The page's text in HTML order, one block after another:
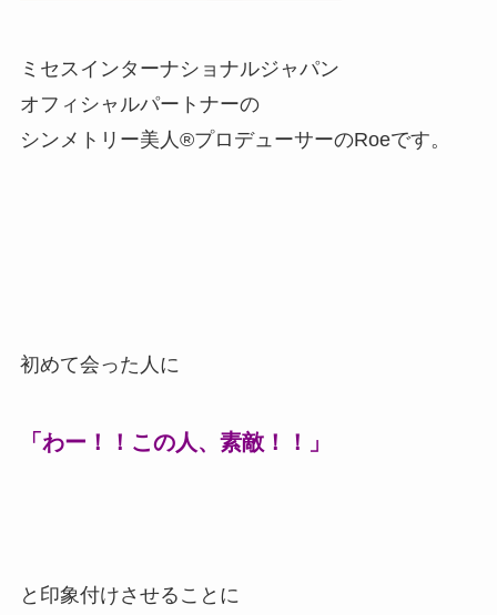
ミセスインターナショナルジャパン
オフィシャルパートナーの
シンメトリー美人®プロデューサーのRoeです。
初めて会った人に
「わー！！この人、素敵！！ 」
と印象付けさせることに